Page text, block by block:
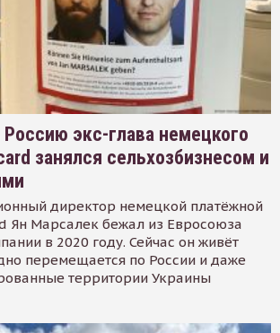
экс-глава немецкого
занялся сельхозбизнесом и
директор немецкой платёжной
Ян Марсалек бежал из Евросоюза
в 2020 году. Сейчас он живёт
перемещается по России и даже
территории Украины